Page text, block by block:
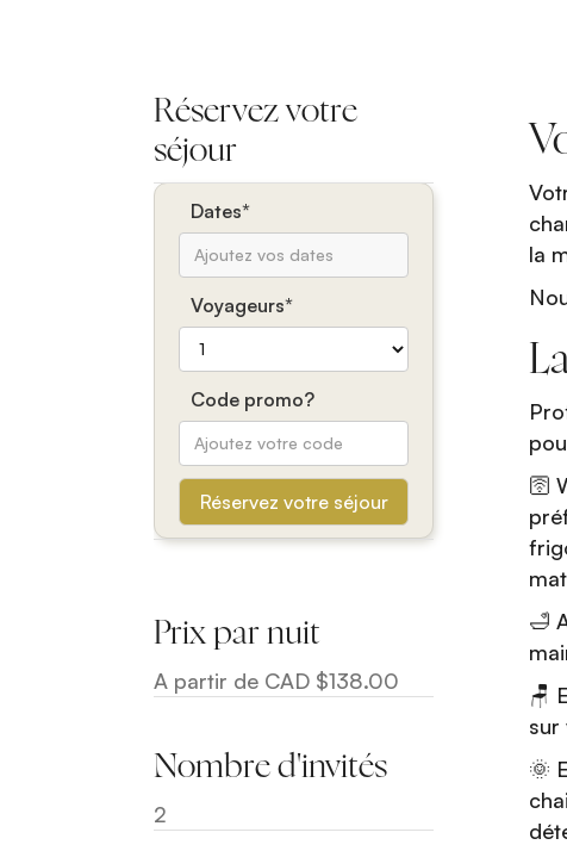
Réservez votre
séjour
Dates*
Voyageurs*
Code promo?
Prix par nuit
A partir de CAD $138.00
Nombre d'invités
2
la
🛜
🛁
🪑
sur
🌞